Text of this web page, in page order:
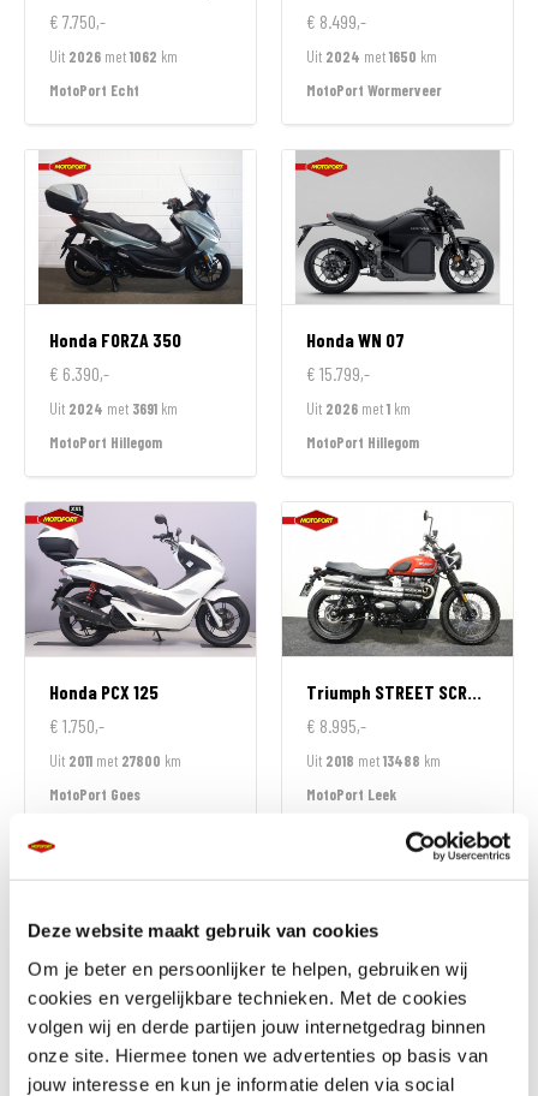
Deze website maakt gebruik van cookies
Om je beter en persoonlijker te helpen, gebruiken wij
cookies en vergelijkbare technieken. Met de cookies
volgen wij en derde partijen jouw internetgedrag binnen
onze site. Hiermee tonen we advertenties op basis van
jouw interesse en kun je informatie delen via social
€ 7.750,-
Uit 2026 met1062 km
MotoPort Echt
€ 8.499,-
Uit 2024 met1650 km
MotoPort Wormerveer
Honda FORZA 350
€ 6.390,-
Uit 2024 met 3691 km
MotoPort Hillegom
HondaWN 07
€ 15.799,-
Uit 2026 met1 km
MotoPort Hillegom
Honda PCX 125
€ 1.750,-
Uit 2011 met 27800 km
MotoPort Goes
Triumph STREET SCRAMBLER 900
€ 8.995,-
Uit 2018 met13488 km
MotoPort Leek
BMW
R 1250 RT
€ 18.290,-
Honda
XL 750 TRANSALP
€ 12.699,-